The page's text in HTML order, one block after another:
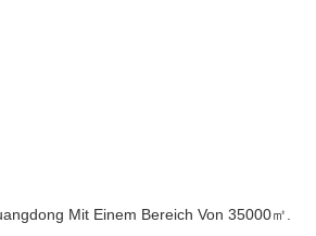
Mit Einem Bereich Von 35000㎡.